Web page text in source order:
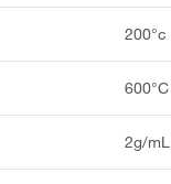
200°c
600°C
2g/mL